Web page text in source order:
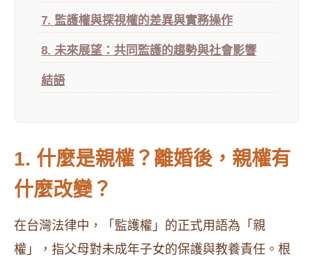
7. 監護權與探視權的差異與實務操作
8. 未來展望：共同監護的趨勢與社會影響
結語
1. 什麼是親權？離婚後，親權有
什麼改變？
在台灣法律中，「監護權」的正式用語為「親
權」，指父母對未成年子女的保護與教養責任。​根